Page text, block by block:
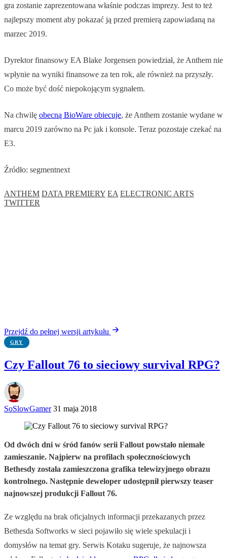
gra zostanie zaprezentowana właśnie podczas imprezy. Jest to też
najlepszy moment aby pokazać ją przed premierą zapowiadaną na
marzec 2019.
Dyrektor finansowy EA Blake Jorgensen powiedział, że Anthem nie
wpłynie na wyniki finansowe za ten rok, ale również na przyszły.
Co może być dość niepokojącym sygnałem.
Na chwilę obecną BioWare obiecuje, że Anthem zostanie wydane w
marcu 2019 zarówno na Pc jak i konsole. Teraz pozostaje czekać na
E3.
Źródło: segmentnext
ANTHEM DATA PREMIERY EA ELECTRONIC ARTS
TWITTER
Przejdź do pełnej wersji artykułu
GRY
Czy Fallout 76 to sieciowy survival RPG?
SoSlowGamer 31 maja 2018
Od dwóch dni w śród fanów serii Fallout powstało niemałe
zamieszanie. Najpierw na profilach społecznościowych
Bethesdy została zamieszczona grafika telewizyjnego obrazu
kontrolnego. Następnie deweloper udostępnił pierwszy teaser
najnowszej produkcji Fallout 76.
Ze względu na brak oficjalnych informacji przekazanych przez
Bethesda Softworks w sieci pojawiło się wiele spekulacji i
domysłów na temat gry. Serwis Kotaku sugeruje, że najnowsza